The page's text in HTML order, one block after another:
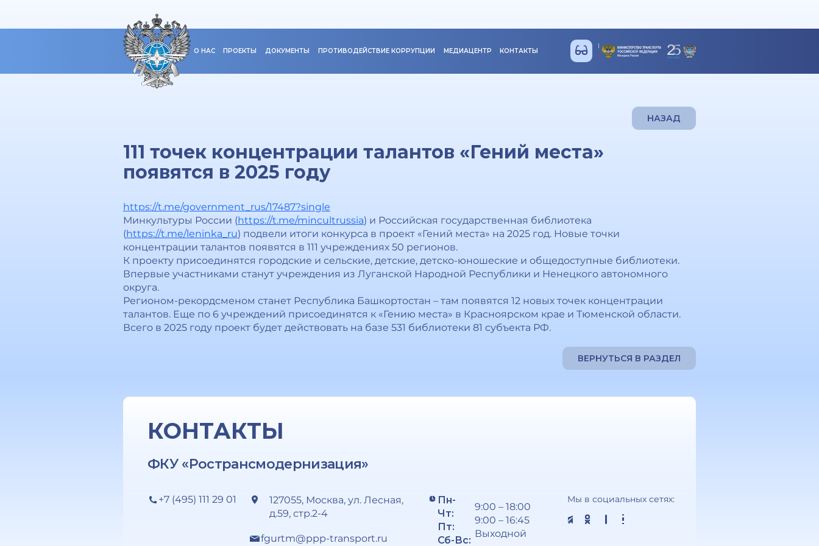
О НАС ПРОЕКТЫ ДОКУМЕНТЫ ПРОТИВОДЕЙСТВИЕ КОРРУПЦИИ МЕДИАЦЕНТР КОНТАКТЫ
НАЗАД
111 точек концентрации талантов «Гений места»
появятся в 2025 году
https://t.me/government_rus/17487?single
Минкультуры России (https://t.me/mincultrussia) и Российская государственная библиотека
(https://t.me/leninka_ru) подвели итоги конкурса в проект «Гений места» на 2025 год. Новые точки
концентрации талантов появятся в 111 учреждениях 50 регионов.
К проекту присоединятся городские и сельские, детские, детско-юношеские и общедоступные библиотеки.
Впервые участниками станут учреждения из Луганской Народной Республики и Ненецкого автономного
округа.
Регионом-рекордсменом станет Республика Башкортостан – там появятся 12 новых точек концентрации
талантов. Еще по 6 учреждений присоединятся к «Гению места» в Красноярском крае и Тюменской области.
Всего в 2025 году проект будет действовать на базе 531 библиотеки 81 субъекта РФ.
ВЕРНУТЬСЯ В РАЗДЕЛ
КОНТАКТЫ
ФКУ «Ространсмодернизация»
+7 (495) 111 29 01
127055, Москва, ул. Лесная,
д.59, стр.2-4
fgurtm@ppp-transport.ru
Пн-
Чт:
Пт:
Сб-Вс:
9:00 – 18:00
9:00 – 16:45
Выходной
Мы в социальных сетях: